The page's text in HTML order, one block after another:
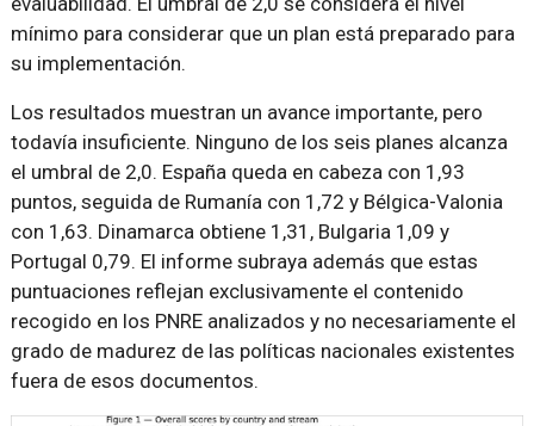
mínimo para considerar que un plan está preparado para
su implementación.
Los resultados muestran un avance importante, pero
todavía insuficiente. Ninguno de los seis planes alcanza
el umbral de 2,0. España queda en cabeza con 1,93
puntos, seguida de Rumanía con 1,72 y Bélgica-Valonia
con 1,63. Dinamarca obtiene 1,31, Bulgaria 1,09 y
Portugal 0,79. El informe subraya además que estas
puntuaciones reflejan exclusivamente el contenido
recogido en los PNRE analizados y no necesariamente el
grado de madurez de las políticas nacionales existentes
fuera de esos documentos.